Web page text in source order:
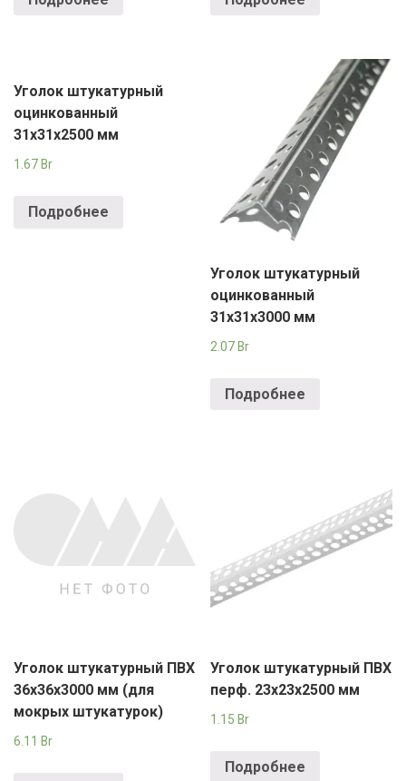
Уголок штукатурный
оцинкованный
31х31х2500 мм
1.67 Br
Подробнее
Уголок штукатурный
оцинкованный
31х31х3000 мм
2.07 Br
Подробнее
Уголок штукатурный ПВХ
36х36х3000 мм (для
мокрых штукатурок)
6.11 Br
Уголок штукатурный ПВХ
перф. 23х23х2500 мм
1.15 Br
Подробнее